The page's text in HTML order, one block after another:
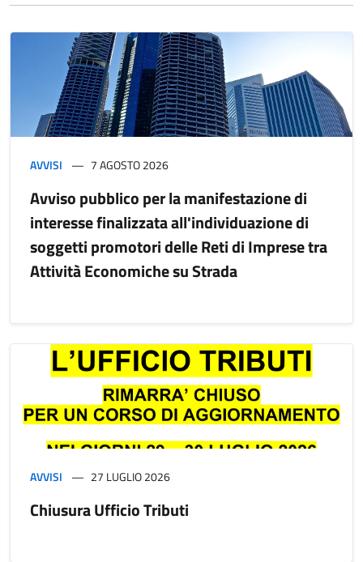
AVVISI 7 AGOSTO 2026
Avviso pubblico per la manifestazione di
interesse finalizzata all'individuazione di
soggetti promotori delle Reti di Imprese tra
Attività Economiche su Strada
AVVISI 27 LUGLIO 2026
Chiusura Ufficio Tributi